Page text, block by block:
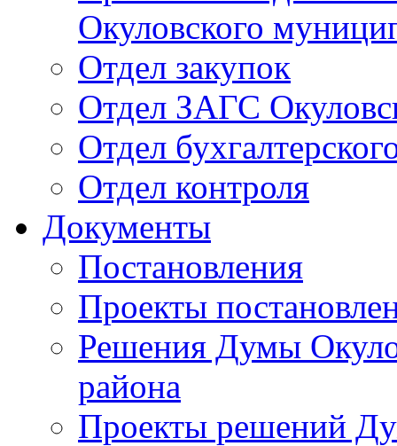
Окуловского
Отдел закупок
Отдел ЗАГС
Отдел
Отдел контроля
Документы
Постановления
Проекты
Решения Думы
района
Проекты решений